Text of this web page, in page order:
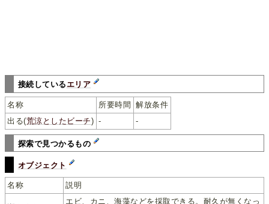
接続している エリア
名称 所要時間
解放条件
出る(荒涼としたビーチ) - -
探索で見つかるもの
オブジェクト
名称 説明
エビ、カニ、海藻などを採取できる。耐久が無くなっ